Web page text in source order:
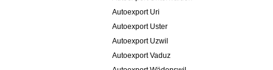
Autoexport Uri
Autoexport Uster
Autoexport Uzwil
Autoexport Vaduz